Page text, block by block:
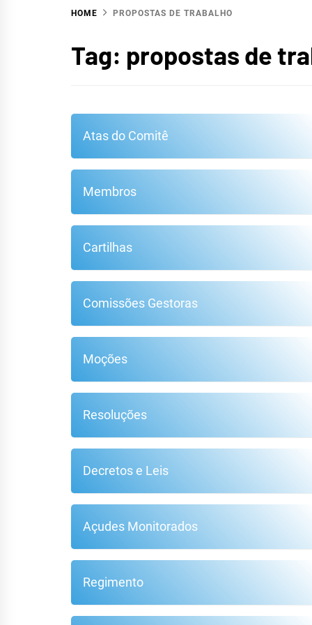
HOME PROPOSTAS DE TRABALHO
Tag: propostas de
Atas do Comitê
Membros
Cartilhas
Comissões Gestoras
Moções
Resoluções
Decretos e Leis
Açudes Monitorados
Regimento